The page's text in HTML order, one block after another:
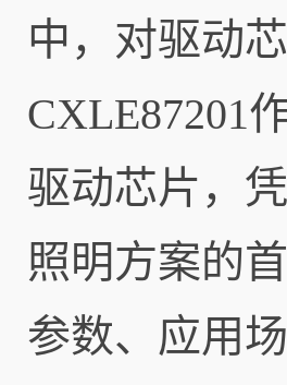
中，对驱动
CXLE87201
驱动芯片，
照明方案的
参数、应用